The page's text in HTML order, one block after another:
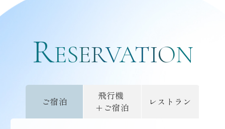
RESERVATION
ご宿泊
飛行機
+ご宿泊
レストラン